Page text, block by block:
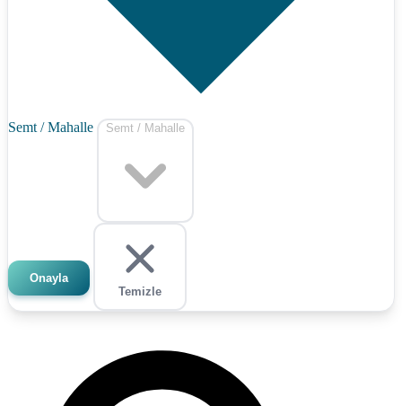
Semt / Mahalle Semt / Mahalle
Onayla
Temizle